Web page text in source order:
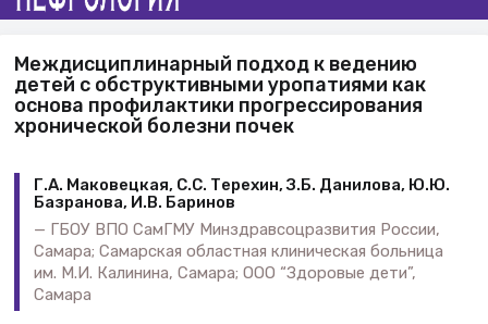
Междисциплинарный подход к ведению
детей с обструктивными уропатиями как
основа профилактики прогрессирования
хронической болезни почек
Г.А. Маковецкая, С.С. Терехин, З.Б. Данилова, Ю.Ю.
Базранова, И.В. Баринов
ГБОУ ВПО СамГМУ Минздравсоцразвития России,
Самара; Самарская областная клиническая больница
им. М.И. Калинина, Самара; ООО “Здоровые дети”,
Самара